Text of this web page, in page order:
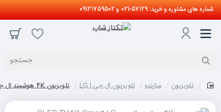
شماره های مشاوره و خرید: 57129-021 و 09121759502
جستجو
تلویزیون سازنده تلویزیون ال جی | LG تلویزیون 4K هوشمند ال جی OLED TV 4K Smart LG 65E6GI - سایز 65 اینچ